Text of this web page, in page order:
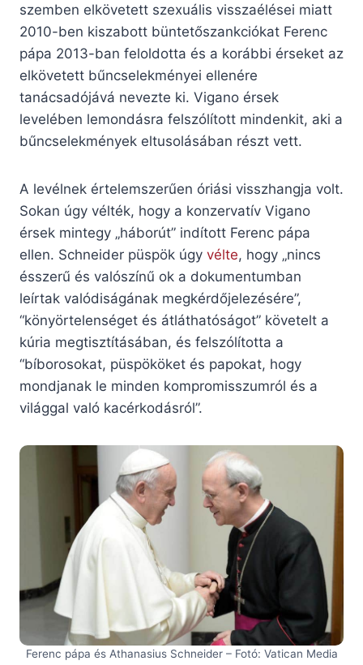
szemben elkövetett szexuális visszaélései miatt
2010-ben kiszabott büntetőszankciókat Ferenc
pápa 2013-ban feloldotta és a korábbi érseket az
elkövetett bűncselekményei ellenére
tanácsadójává nevezte ki. Vigano érsek
levelében lemondásra felszólított mindenkit, aki a
bűncselekmények eltusolásában részt vett.
A levélnek értelemszerűen óriási visszhangja volt.
Sokan úgy vélték, hogy a konzervatív Vigano
érsek mintegy „háborút” indított Ferenc pápa
ellen. Schneider püspök úgy vélte, hogy „nincs
ésszerű és valószínű ok a dokumentumban
leírtak valódiságának megkérdőjelezésére”,
“könyörtelenséget és átláthatóságot” követelt a
kúria megtisztításában, és felszólította a
“bíborosokat, püspököket és papokat, hogy
mondjanak le minden kompromisszumról és a
világgal való kacérkodásról”.
Ferenc pápa és Athanasius Schneider – Fotó: Vatican Media